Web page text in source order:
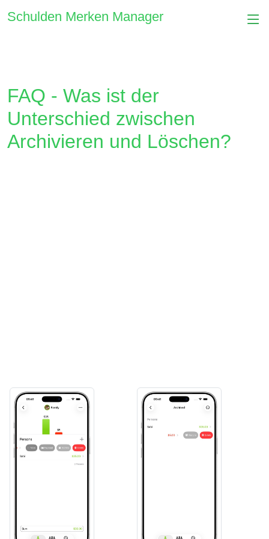
Schulden Merken Manager
FAQ - Was ist der
Unterschied zwischen
Archivieren und Löschen?